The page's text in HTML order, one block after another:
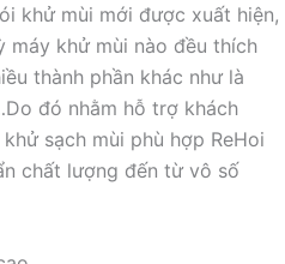
khử mùi mới được xuất hiện,
máy khử mùi nào đều thích
thành phần khác như là
đó nhằm hỗ trợ khách
sạch mùi phù hợp ReHoi
chất lượng đến từ vô số